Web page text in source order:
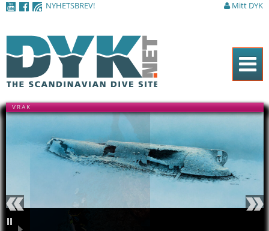
NYHETSBREV! Mitt DYK
Hem
Tidningen
Nyheter
Shop
VRAK
Föregående